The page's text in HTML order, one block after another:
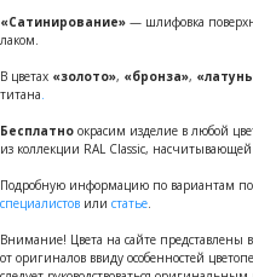
«Сатинирование» — шлифовка
лаком.
В цветах «золото», «бронза»,
титана.
Бесплатно окрасим изделие в любой
из коллекции RAL Classic, насчитывающей
Подробную информацию по вариантам
специалистов или статье.
Внимание! Цвета на сайте представлены
от оригиналов ввиду особенностей